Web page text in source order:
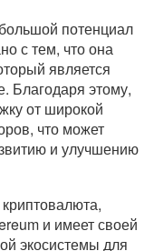
потенциал
с тем, что она
является
Благодаря этому,
от широкой
что может
и улучшению
и имеет своей
экосистемы для